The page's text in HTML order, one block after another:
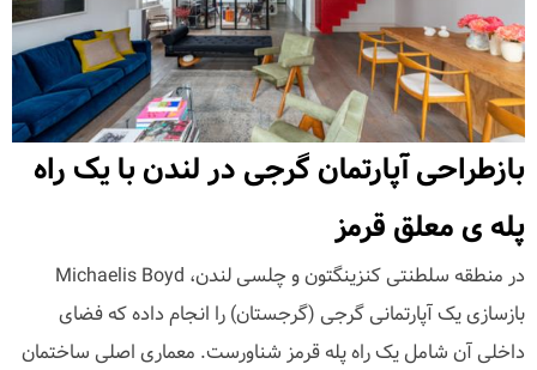
بازطراحی آپارتمان گرجی در لندن با یک راه
پله ی معلق قرمز
در منطقه سلطنتی کنزینگتون و چلسی لندن، Michaelis Boyd
بازسازی یک آپارتمانی گرجی (گرجستان) را انجام داده که فضای
داخلی آن شامل یک راه پله قرمز شناورست. معماری اصلی ساختمان